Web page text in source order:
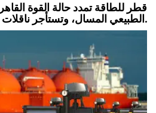
قطر للطاقة تمدد حالة القوة
الطبيعي المسال، وتستأجر ناقلات نفط.